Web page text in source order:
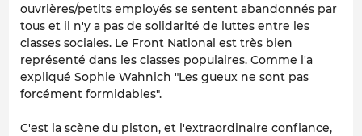
ouvrières/petits employés se sentent abandonnés par
tous et il n'y a pas de solidarité de luttes entre les
classes sociales. Le Front National est très bien
représenté dans les classes populaires. Comme l'a
expliqué Sophie Wahnich "Les gueux ne sont pas
forcément formidables".
C'est la scène du piston, et l'extraordinaire confiance,